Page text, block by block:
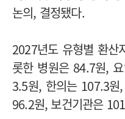
논의, 결정됐다.
2027년도 유형별 환산
롯한 병원은 84.7원,
3.5원, 한의는 107.3
96.2원, 보건기관은